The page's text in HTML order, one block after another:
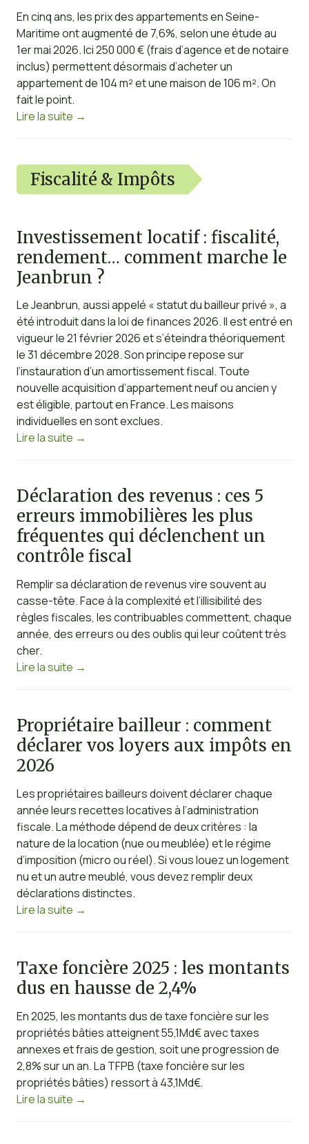
En cinq ans, les prix des appartements en Seine-
Maritime ont augmenté de 7,6%, selon une étude au
1er mai 2026. Ici 250 000 € (frais d’agence et de notaire
inclus) permettent désormais d’acheter un
appartement de 104 m² et une maison de 106 m². On
fait le point.
Lire la suite →
Fiscalité & Impôts
Investissement locatif : fiscalité,
rendement… comment marche le
Jeanbrun ?
Le Jeanbrun, aussi appelé « statut du bailleur privé », a
été introduit dans la loi de finances 2026. Il est entré en
vigueur le 21 février 2026 et s’éteindra théoriquement
le 31 décembre 2028. Son principe repose sur
l’instauration d’un amortissement fiscal. Toute
nouvelle acquisition d’appartement neuf ou ancien y
est éligible, partout en France. Les maisons
individuelles en sont exclues.
Lire la suite →
Déclaration des revenus : ces 5
erreurs immobilières les plus
fréquentes qui déclenchent un
contrôle fiscal
Remplir sa déclaration de revenus vire souvent au
casse-tête. Face à la complexité et l’illisibilité des
règles fiscales, les contribuables commettent, chaque
année, des erreurs ou des oublis qui leur coûtent très
cher.
Lire la suite →
Propriétaire bailleur : comment
déclarer vos loyers aux impôts en
2026
Les propriétaires bailleurs doivent déclarer chaque
année leurs recettes locatives à l’administration
fiscale. La méthode dépend de deux critères : la
nature de la location (nue ou meublée) et le régime
d’imposition (micro ou réel). Si vous louez un logement
nu et un autre meublé, vous devez remplir deux
déclarations distinctes.
Lire la suite →
Taxe foncière 2025 : les montants
dus en hausse de 2,4%
En 2025, les montants dus de taxe foncière sur les
propriétés bâties atteignent 55,1Md€ avec taxes
annexes et frais de gestion, soit une progression de
2,8% sur un an. La TFPB (taxe foncière sur les
propriétés bâties) ressort à 43,1Md€.
Lire la suite →